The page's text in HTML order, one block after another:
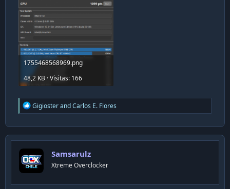
1755468568969.png
48,2 KB · Visitas: 166
R
e
c
t
o
n
s
GigiosterandCarlos E. Flores
Samsarulz
Xtreme Overclocker